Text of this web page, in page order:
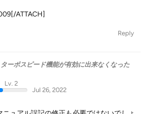
ATTACH]
Reply
ボスピード機能が有効に出来なくなった
Lv. 2
Jul 26, 2022